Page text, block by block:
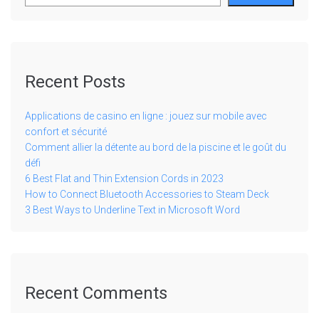
Recent Posts
Applications de casino en ligne : jouez sur mobile avec
confort et sécurité
Comment allier la détente au bord de la piscine et le goût du
défi
6 Best Flat and Thin Extension Cords in 2023
How to Connect Bluetooth Accessories to Steam Deck
3 Best Ways to Underline Text in Microsoft Word
Recent Comments